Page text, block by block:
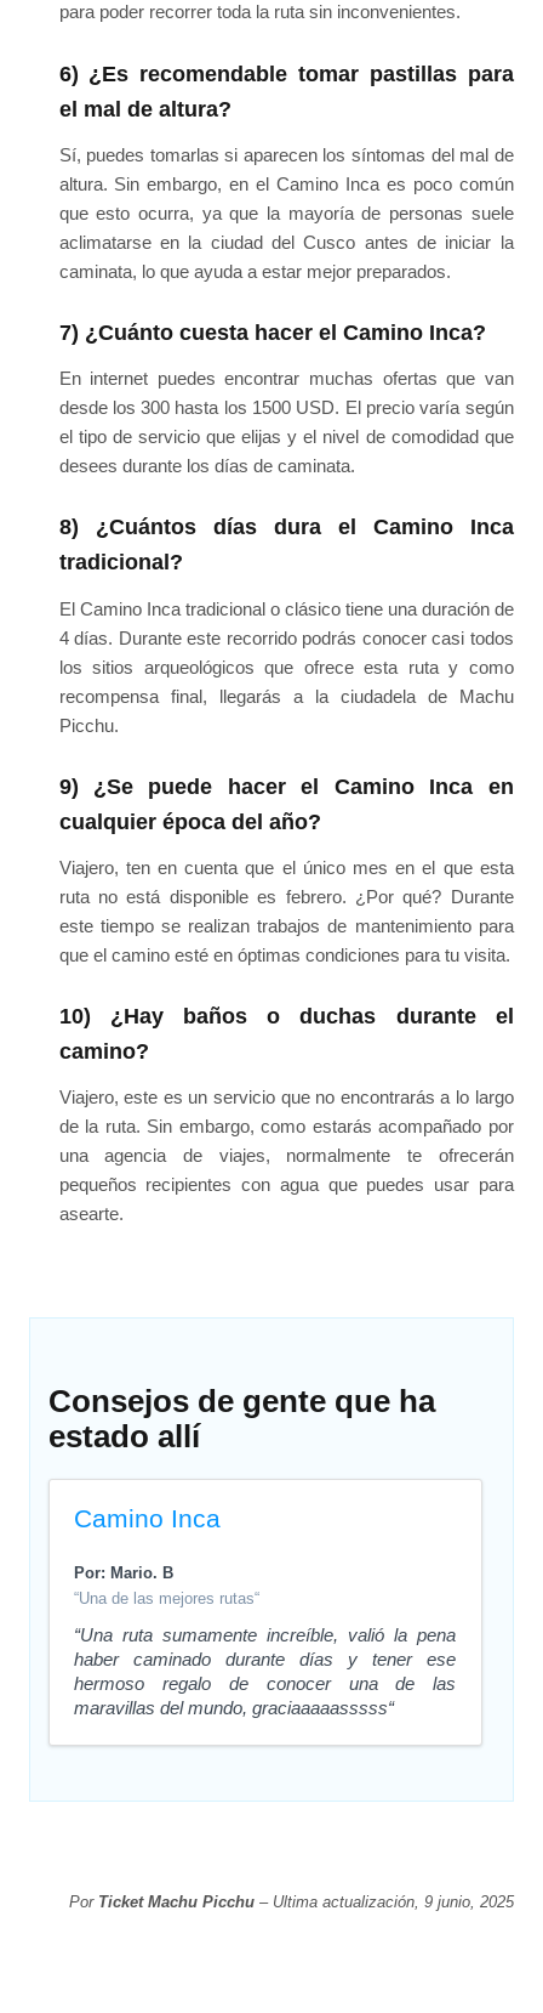
para poder recorrer toda la ruta sin inconvenientes.
6) ¿Es recomendable tomar pastillas para
el mal de altura?
Sí, puedes tomarlas si aparecen los síntomas del mal de
altura. Sin embargo, en el Camino Inca es poco común
que esto ocurra, ya que la mayoría de personas suele
aclimatarse en la ciudad del Cusco antes de iniciar la
caminata, lo que ayuda a estar mejor preparados.
7) ¿Cuánto cuesta hacer el Camino Inca?
En internet puedes encontrar muchas ofertas que van
desde los 300 hasta los 1500 USD. El precio varía según
el tipo de servicio que elijas y el nivel de comodidad que
desees durante los días de caminata.
8) ¿Cuántos días dura el Camino Inca
tradicional?
El Camino Inca tradicional o clásico tiene una duración de
4 días. Durante este recorrido podrás conocer casi todos
los sitios arqueológicos que ofrece esta ruta y como
recompensa final, llegarás a la ciudadela de Machu
Picchu.
9) ¿Se puede hacer el Camino Inca en
cualquier época del año?
Viajero, ten en cuenta que el único mes en el que esta
ruta no está disponible es febrero. ¿Por qué? Durante
este tiempo se realizan trabajos de mantenimiento para
que el camino esté en óptimas condiciones para tu visita.
10) ¿Hay baños o duchas durante el
camino?
Viajero, este es un servicio que no encontrarás a lo largo
de la ruta. Sin embargo, como estarás acompañado por
una agencia de viajes, normalmente te ofrecerán
pequeños recipientes con agua que puedes usar para
asearte.
Consejos de gente que ha
estado allí
Camino Inca
Por: Mario. B
“Una de las mejores rutas“
“Una ruta sumamente increíble, valió la pena
haber caminado durante días y tener ese
hermoso regalo de conocer una de las
maravillas del mundo, graciaaaaasssss“
Por Ticket Machu Picchu– Ultima actualización, 9 junio, 2025